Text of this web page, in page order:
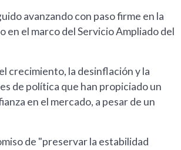
avanzando con paso firme en la
en el marco del Servicio Ampliado del
crecimiento, la desinflación y la
de política que han propiciado un
en el mercado, a pesar de un
de "preservar la estabilidad